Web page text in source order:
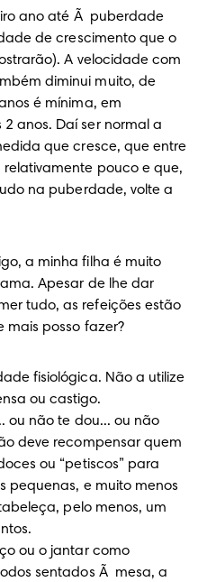
ano até Ã  puberdade
de crescimento que o
A velocidade com
diminui muito, de
é mínima, em
anos. Daí ser normal a
que cresce, que entre
relativamente pouco e que,
na puberdade, volte a
a minha filha é muito
Apesar de lhe dar
tudo, as refeições estão
posso fazer?
fisiológica. Não a utilize
ou castigo.
deve recompensar quem
ou “petiscos” para
pequenas, e muito menos
pelo menos, um
sentados Ã  mesa, a